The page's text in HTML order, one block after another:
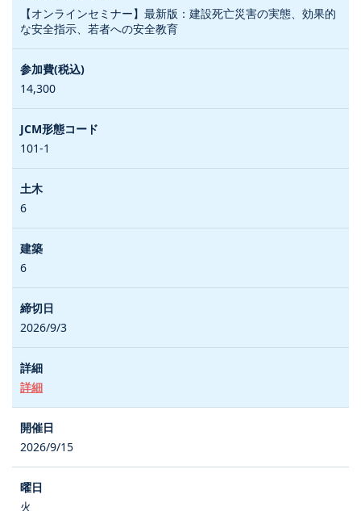
【オンラインセミナー】最新版：建設死亡災害の実態、効果的
な安全指示、若者への安全教育
14,300
101-1
6
6
2026/9/3
詳細
2026/9/15
火